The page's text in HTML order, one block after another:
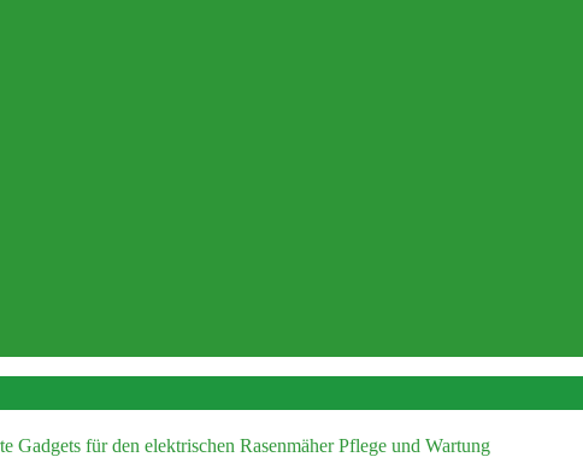
Gadgets für den elektrischen RasenmäherPflege und Wartung